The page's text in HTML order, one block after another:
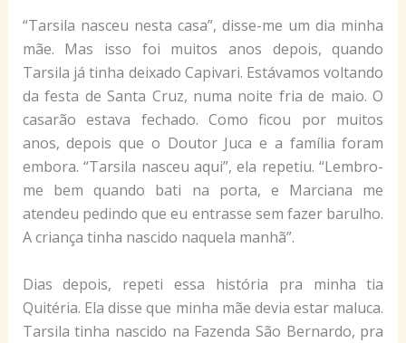
“Tarsila nasceu nesta casa”, disse-me um dia minha
mãe. Mas isso foi muitos anos depois, quando
Tarsila já tinha deixado Capivari. Estávamos voltando
da festa de Santa Cruz, numa noite fria de maio. O
casarão estava fechado. Como ficou por muitos
anos, depois que o Doutor Juca e a família foram
embora. “Tarsila nasceu aqui”, ela repetiu. “Lembro-
me bem quando bati na porta, e Marciana me
atendeu pedindo que eu entrasse sem fazer barulho.
A criança tinha nascido naquela manhã”.
Dias depois, repeti essa história pra minha tia
Quitéria. Ela disse que minha mãe devia estar maluca.
Tarsila tinha nascido na Fazenda São Bernardo, pra